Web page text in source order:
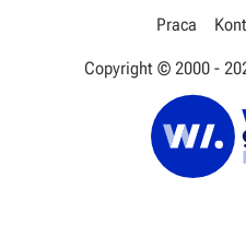
Praca
Copyright © 2000 -